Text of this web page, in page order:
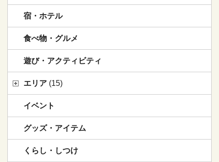
宿・ホテル
食べ物・グルメ
遊び・アクティビティ
エリア (15)
イベント
グッズ・アイテム
くらし・しつけ